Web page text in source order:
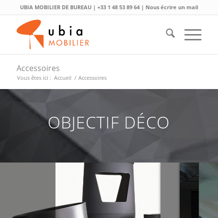
UBIA MOBILIER DE BUREAU | +33 1 48 53 89 64| Nous écrire un mail
Accessoires
Vous êtes ici : Accueil / Accessoires
OBJECTIF DÉCO